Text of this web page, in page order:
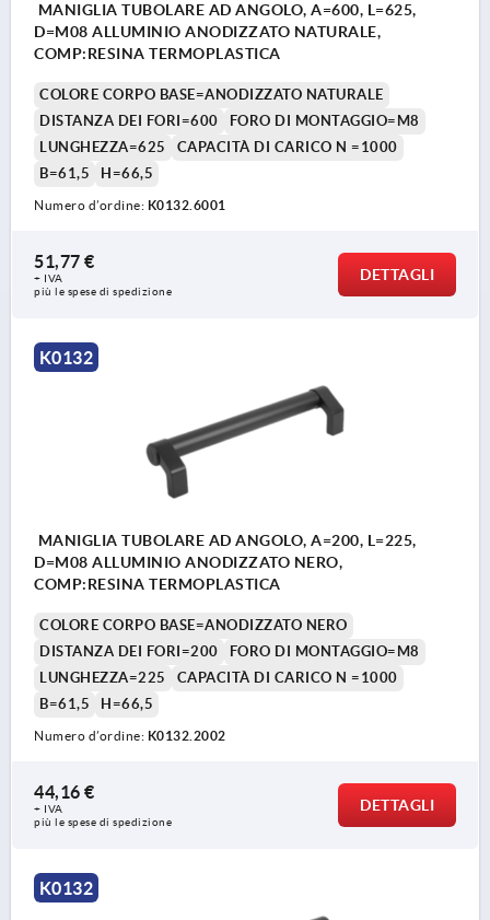
MANIGLIA TUBOLARE AD ANGOLO, A=600, L=625,
D=M08 ALLUMINIO ANODIZZATO NATURALE,
COMP:RESINA TERMOPLASTICA
COLORE CORPO BASE=ANODIZZATO NATURALE
DISTANZA DEI FORI=600
FORO DI MONTAGGIO=M8
LUNGHEZZA=625
CAPACITÀ DI CARICO N =1000
B=61,5
H=66,5
Numero d’ordine: K0132.6001
51,77 €
+ IVA
più le spese di spedizione
DETTAGLI
K0132
MANIGLIA TUBOLARE AD ANGOLO, A=200, L=225,
D=M08 ALLUMINIO ANODIZZATO NERO,
COMP:RESINA TERMOPLASTICA
COLORE CORPO BASE=ANODIZZATO NERO
DISTANZA DEI FORI=200
FORO DI MONTAGGIO=M8
LUNGHEZZA=225
CAPACITÀ DI CARICO N =1000
B=61,5
H=66,5
Numero d’ordine: K0132.2002
44,16 €
+ IVA
più le spese di spedizione
DETTAGLI
K0132